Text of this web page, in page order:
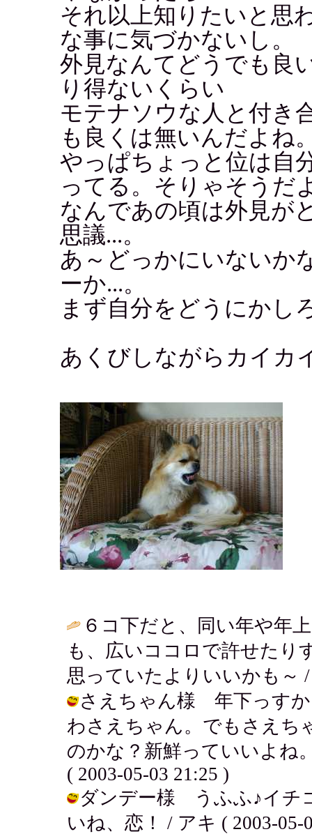
それ以上知りたいと思
な事に気づかないし。
外見なんてどうでも良
り得ないくらい
モテナソウな人と付き
も良くは無いんだよね
やっぱちょっと位は自
ってる。そりゃそうだ
なんであの頃は外見が
思議...。
あ～どっかにいないか
ーか...。
まず自分をどうにかし
あくびしながらカイカ
６コ下だと、同い年や年
も、広いココロで許せた
思っていたよりいいかも～
さえちゃん様 年下っすか
わさえちゃん。でもさえち
のかな？新鮮っていいよね
( 2003-05-03 21:25 )
ダンデー様 うふふ♪イチ
いね、恋！ / アキ ( 2003-05-